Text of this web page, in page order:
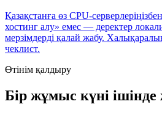
Қазақстанға өз CPU-
хостинг алу» емес — деректер
мерзімдерді қалай жабу.
чеклист.
Өтінім қалдыру
Бір жұмыс күні ішінде